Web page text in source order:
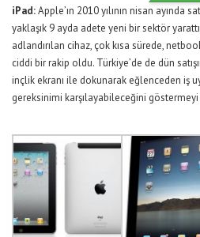
iPad:Apple’ın 2010 yılının nisan ayında
yaklaşık 9 ayda adete yeni bir sektör
adlandırılan cihaz, çok kısa sürede,
ciddi bir rakip oldu. Türkiye’de de dün
inçlik ekranı ile dokunarak eğlenceden iş
gereksinimi karşılayabileceğini göstermeyi